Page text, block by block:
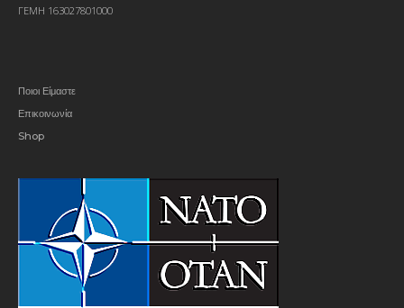
ΓΕΜΗ 163027801000
Ποιοι Είμαστε
Επικοινωνία
Shop